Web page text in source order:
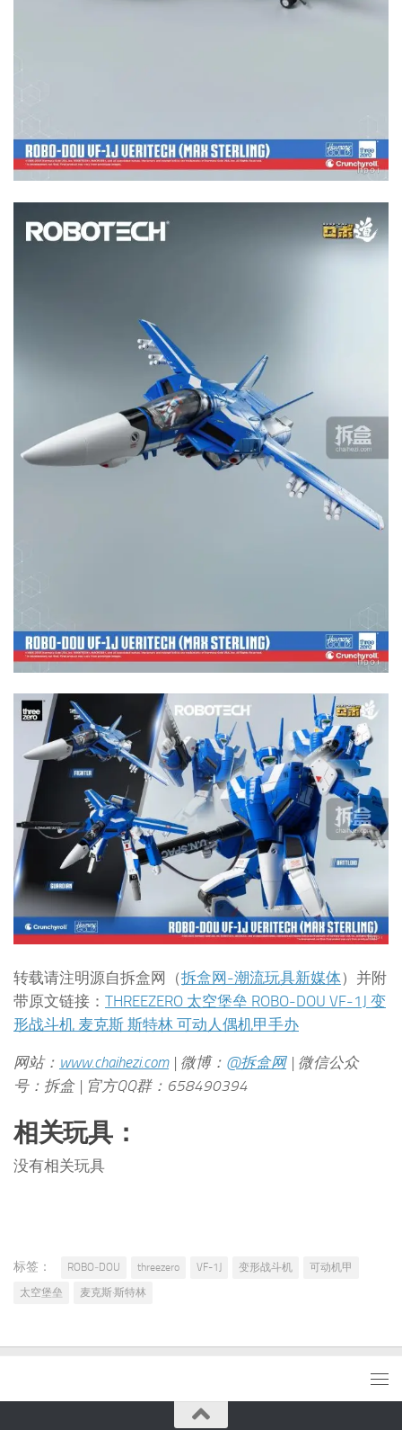
转载请注明源自拆盒网（拆盒网-潮流玩具新媒体）并附
带原文链接： THREEZERO 太空堡垒 ROBO-DOU VF-1J 变
形战斗机 麦克斯 斯特林 可动人偶机甲手办
网站： www.chaihezi.com| 微博： @拆盒网| 微信公众
号：拆盒 | 官方QQ群：658490394
相关玩具：
没有相关玩具
标签： ROBO‐DOU threezero VF-1J 变形战斗机
可动机甲
太空堡垒
麦克斯·斯特林